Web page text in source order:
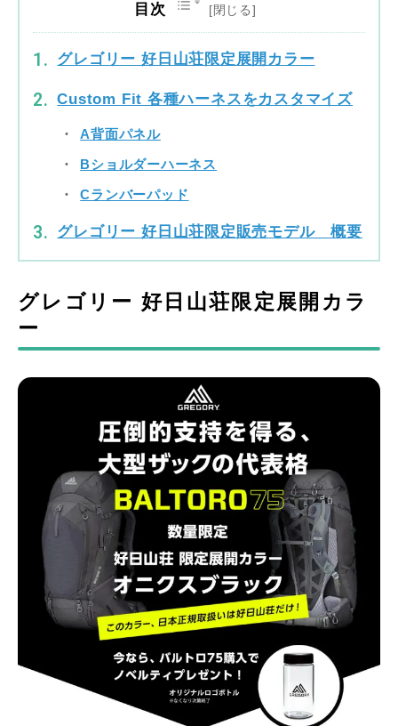
目次
グレゴリー 好日山荘限定展開カラー
Custom Fit 各種ハーネスをカスタマイズ
A背面パネル
Bショルダーハーネス
Cランバーパッド
グレゴリー 好日山荘限定販売モデル 概要
グレゴリー 好日山荘限定展開カラ
ー